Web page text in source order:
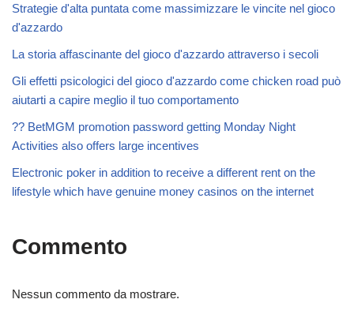
Strategie d'alta puntata come massimizzare le vincite nel gioco
d'azzardo
La storia affascinante del gioco d'azzardo attraverso i secoli
Gli effetti psicologici del gioco d'azzardo come chicken road può
aiutarti a capire meglio il tuo comportamento
?? BetMGM promotion password getting Monday Night
Activities also offers large incentives
Electronic poker in addition to receive a different rent on the
lifestyle which have genuine money casinos on the internet
Commento
Nessun commento da mostrare.